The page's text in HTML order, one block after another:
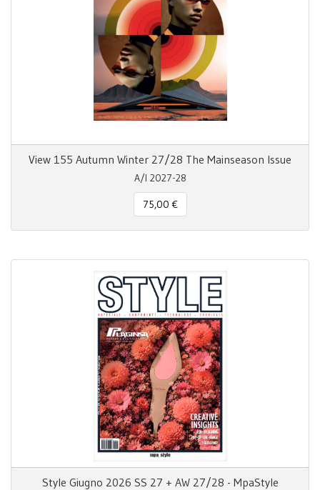
View 155 Autumn Winter 27/28 The Mainseason Issue
A/I 2027-28
75,00 €
Style Giugno 2026 SS 27 + AW 27/28 - MpaStyle